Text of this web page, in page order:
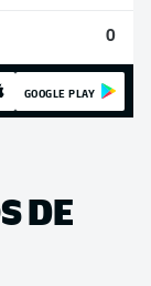
0
GOOGLE PLAY
DE